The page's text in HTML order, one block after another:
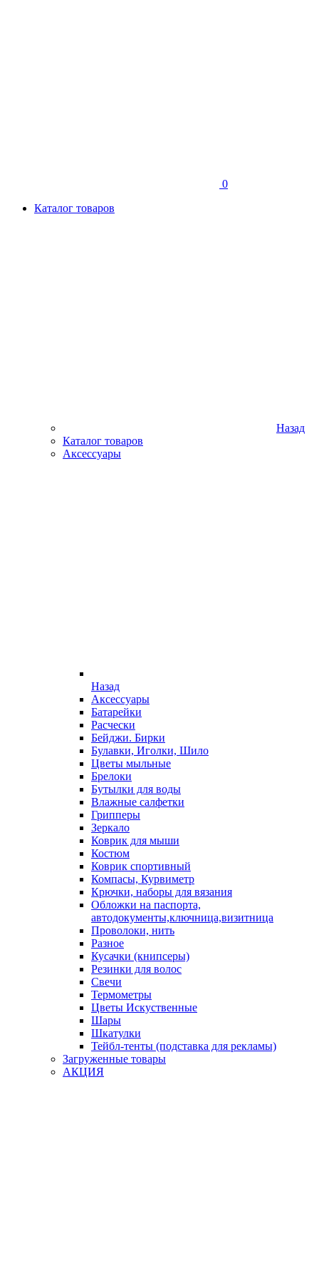
0
Каталог товаров
Назад
Каталог товаров
Аксессуары
Назад
Аксессуары
Батарейки
Расчески
Бейджи. Бирки
Булавки, Иголки, Шило
Цветы мыльные
Брелоки
Бутылки для воды
Влажные салфетки
Грипперы
Зеркало
Коврик для мыши
Костюм
Коврик спортивный
Компасы, Курвиметр
Крючки, наборы для вязания
Обложки на паспорта,
автодокументы,ключница,визитница
Проволоки, нить
Разное
Кусачки (книпсеры)
Резинки для волос
Свечи
Термометры
Цветы Искуственные
Шары
Шкатулки
Тейбл-тенты (подставка для рекламы)
Загруженные товары
АКЦИЯ